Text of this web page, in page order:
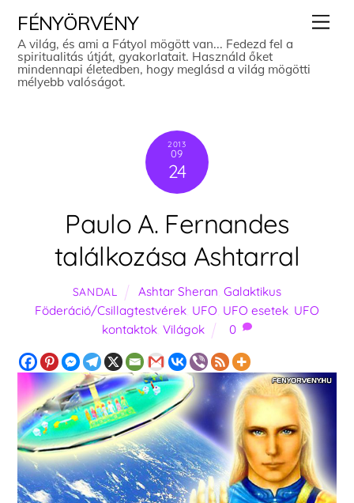
content
FÉNYÖRVÉNY
A világ, és ami a Fátyol mögött van... Fedezd fel a
spiritualitás útját, gyakorlatait. Használd őket
mindennapi életedben, hogy meglásd a világ mögötti
mélyebb valóságot.
2013
09
24
Paulo A. Fernandes
találkozása Ashtarral
SANDAL Ashtar Sheran ,Galaktikus
Föderáció/Csillagtestvérek UFO UFO esetek UFO
kontaktok ,Világok 0